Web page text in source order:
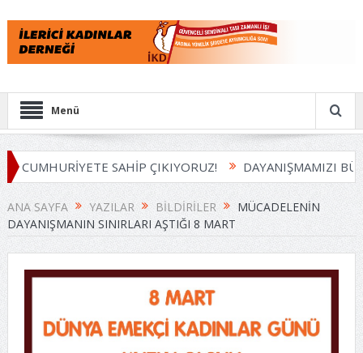
Menü
SAHİP ÇIKIYORUZ! DAYANIŞMAMIZI
ANA SAYFA YAZILAR BILDIRILER
MÜCADELENIN
DAYANIŞMANIN SINIRLARI AŞTIĞI 8 MART